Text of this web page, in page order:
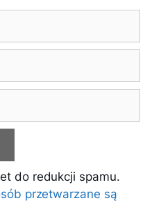
do redukcji spamu.
przetwarzane są